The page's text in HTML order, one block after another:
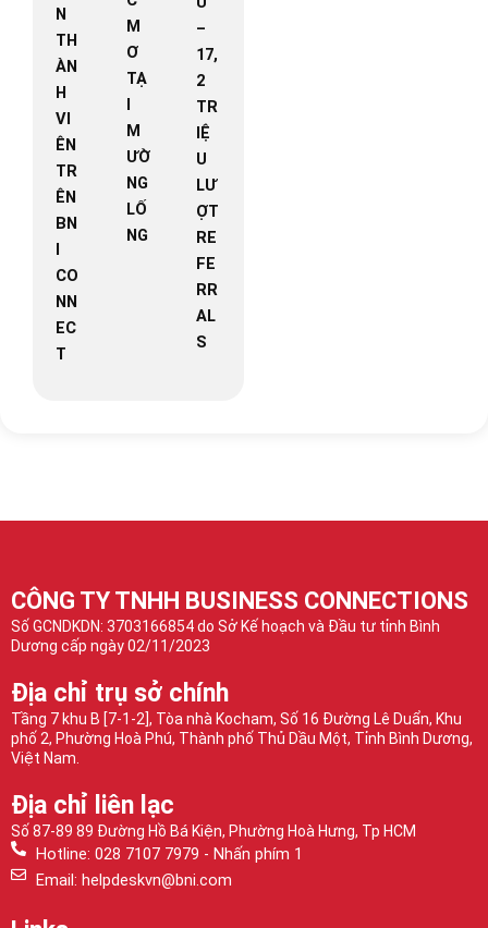
N
TH
ÀN
H
VI
ÊN
TR
ÊN
BN
I
CO
NN
EC
T
M
Ơ
TẠ
I
M
ƯỜ
NG
LỐ
NG
–
17,
2
TR
IỆ
U
LƯ
ỢT
RE
FE
RR
AL
S
CÔNG TY TNHH BUSINESS CONNECTIONS
Số GCNDKDN: 3703166854 do Sở Kế hoạch và Đầu tư tỉnh Bình
Dương cấp ngày 02/11/2023
Địa chỉ trụ sở chính
Tầng 7 khu B [7-1-2], Tòa nhà Kocham, Số 16 Đường Lê Duẩn, Khu
phố 2, Phường Hoà Phú, Thành phố Thủ Dầu Một, Tỉnh Bình Dương,
Việt Nam.
Địa chỉ liên lạc
Số 87-89 89 Đường Hồ Bá Kiện, Phường Hoà Hưng, Tp HCM
Hotline: 028 7107 7979 - Nhấn phím 1
Email: helpdeskvn@bni.com